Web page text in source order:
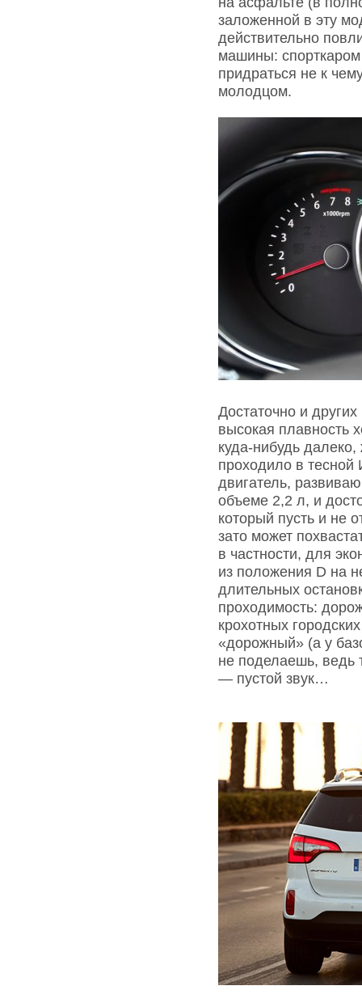
заложенной в эту
действительно
машины:
придраться не к
молодцом.
Достаточно и
высокая плавность
куда-нибудь
проходило в
двигатель,
объеме 2,2 л, и
который пусть и не
зато может
в частности, для
из положения D на
длительных
проходимость:
крохотных
«дорожный» (а у
не поделаешь, ведь
— пустой звук…